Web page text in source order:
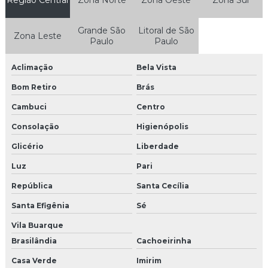
Concertina para condomínio
Concertina em recife
Configuração OLT GPON
Configuração ONU GPON
Configuração de roteamento em Switch
Configuração de Switch gerenciável
Controle de acesso condominial intelbras
Controle de acesso condominio
Controle de acesso control id
Controle de acesso hikvision
Zona Leste
Grande São
Paulo
Litoral de São
Paulo
Aclimação Bela Vista
Bom Retiro Brás
Cambuci Centro
Consolação Higienópolis
Glicério Liberdade
Luz Pari
República Santa Cecília
Santa Efigênia Sé
Vila Buarque
Brasilândia
Cachoeirinha
Casa Verde Imirim